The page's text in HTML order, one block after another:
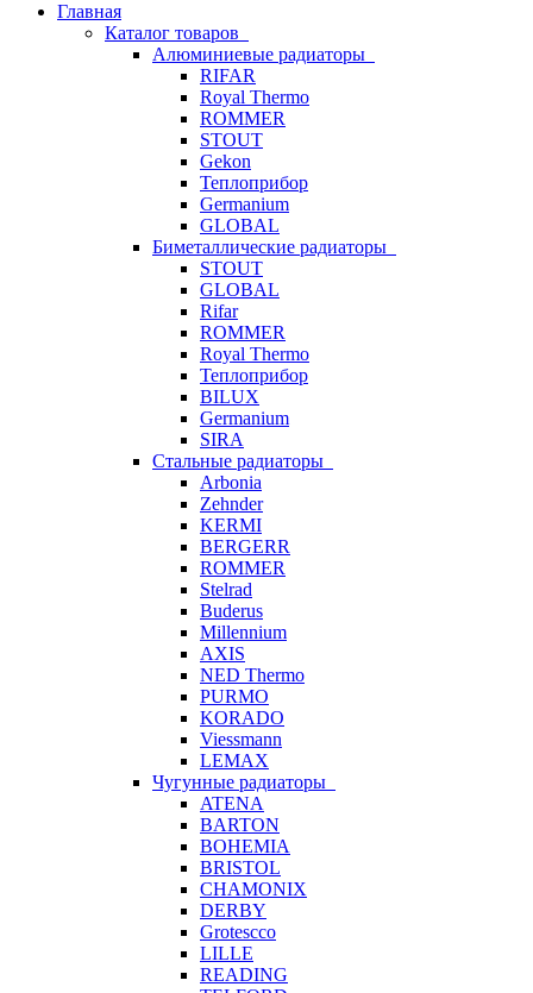
Главная
Каталог товаров
Алюминиевые радиаторы
RIFAR
Royal Thermo
ROMMER
STOUT
Gekon
Теплоприбор
Germanium
GLOBAL
Биметаллические радиаторы
STOUT
GLOBAL
Rifar
ROMMER
Royal Thermo
Теплоприбор
BILUX
Germanium
SIRA
Стальные радиаторы
Arbonia
Zehnder
KERMI
BERGERR
ROMMER
Stelrad
Buderus
Millennium
AXIS
NED Thermo
PURMO
KORADO
Viessmann
LEMAX
Чугунные радиаторы
ATENA
BARTON
BOHEMIA
BRISTOL
CHAMONIX
DERBY
Grotescco
LILLE
READING